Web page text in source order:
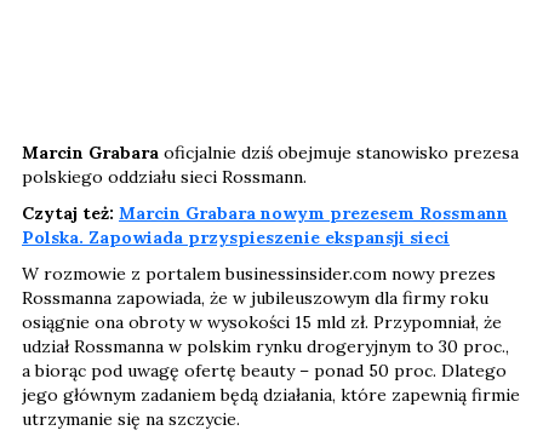
Marcin Grabara oficjalnie dziś obejmuje stanowisko prezesa
polskiego oddziału sieci Rossmann.
Czytaj też: Marcin Grabara nowym prezesem Rossmann
Polska. Zapowiada przyspieszenie ekspansji sieci
W rozmowie z portalem businessinsider.com nowy prezes
Rossmanna zapowiada, że w jubileuszowym dla firmy roku
osiągnie ona obroty w wysokości 15 mld zł. Przypomniał, że
udział Rossmanna w polskim rynku drogeryjnym to 30 proc.,
a biorąc pod uwagę ofertę beauty – ponad 50 proc. Dlatego
jego głównym zadaniem będą działania, które zapewnią firmie
utrzymanie się na szczycie.